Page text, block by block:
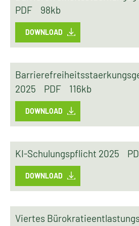
PDF
98kb
DOWNLOAD
2025 PDF 116kb
DOWNLOAD
KI-Schulungspflicht 2025
DOWNLOAD
Viertes